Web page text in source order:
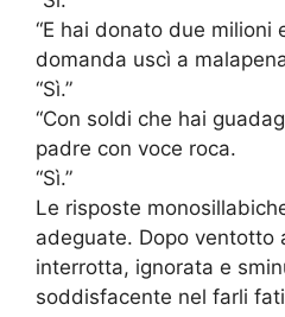
“E hai donato due milioni
domanda uscì a
“Sì.”
“Con soldi che hai
padre con voce roca.
“Sì.”
Le risposte
adeguate. Dopo ventotto
interrotta, ignorata e
soddisfacente nel farli